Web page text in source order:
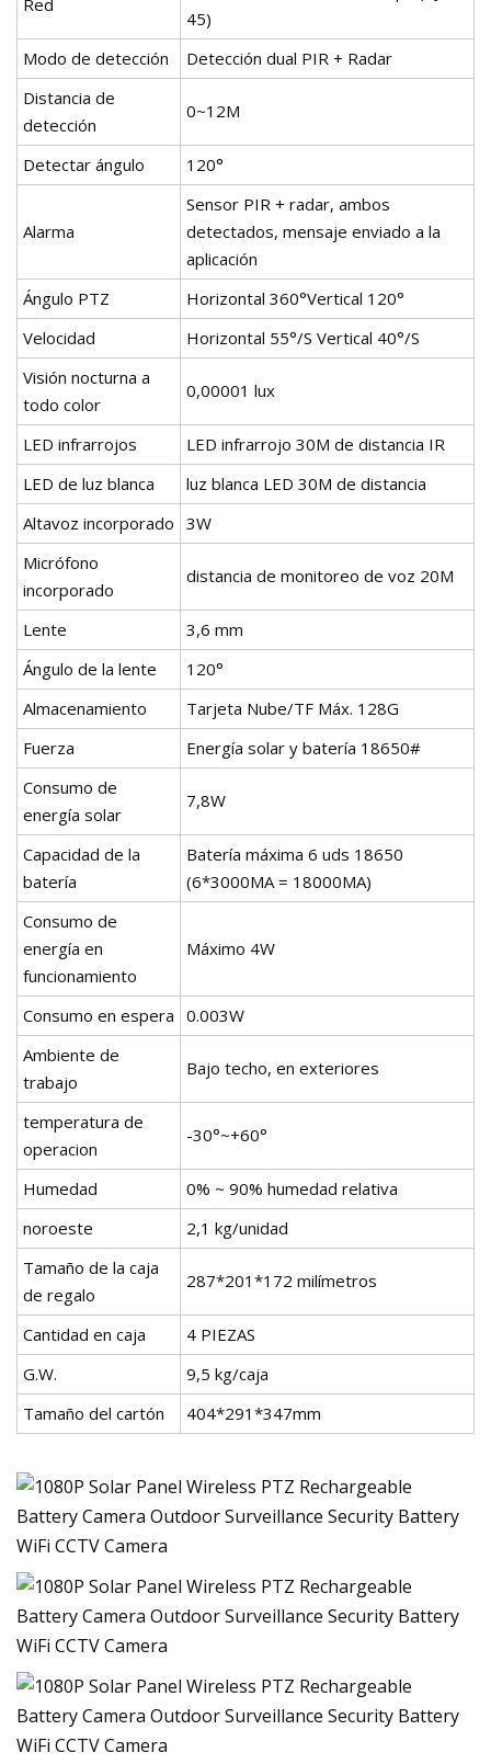
45)
Modo de detección
Detección dual PIR + Radar
Distancia de
detección
0~12M
Detectar ángulo 120°
Alarma
Sensor PIR + radar, ambos
detectados, mensaje enviado a la
aplicación
Ángulo PTZ
Horizontal 360°Vertical 120°
Velocidad
Horizontal 55°/S Vertical 40°/S
Visión nocturna a
todo color
0,00001 lux
LED infrarrojos
LED infrarrojo 30M de distancia IR
LED de luz blanca
luz blanca LED 30M de distancia
Altavoz incorporado 3W
Micrófono
incorporado
distancia de monitoreo de voz 20M
Lente
3,6 mm
Ángulo de la lente
120°
Almacenamiento
Tarjeta Nube/TF Máx. 128G
Fuerza
Energía solar y batería 18650#
Consumo de
energía solar
7,8W
Capacidad de la
batería
Batería máxima 6 uds 18650
(6*3000MA = 18000MA)
Consumo de
energía en
funcionamiento
Máximo 4W
Consumo en espera 0.003W
Ambiente de
trabajo
Bajo techo, en exteriores
temperatura de
operacion
-30°~+60°
Humedad
0% ~ 90% humedad relativa
noroeste
2,1 kg/unidad
Tamaño de la caja
de regalo
287*201*172 milímetros
Cantidad en caja
4 PIEZAS
G.W.
9,5 kg/caja
Tamaño del cartón
404*291*347mm